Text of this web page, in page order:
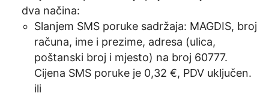
dva načina:
Slanjem SMS poruke sadržaja: MAGDIS, broj
računa, ime i prezime, adresa (ulica,
poštanski broj i mjesto) na broj 60777.
Cijena SMS poruke je 0,32 €, PDV uključen.
ili